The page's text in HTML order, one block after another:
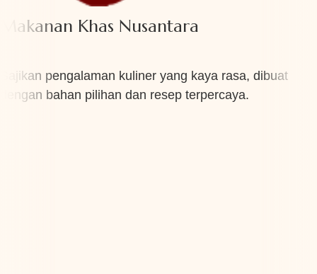
Makanan Khas Nusantara
Sajikan pengalaman kuliner yang kaya rasa, dibuat
dengan bahan pilihan dan resep terpercaya.